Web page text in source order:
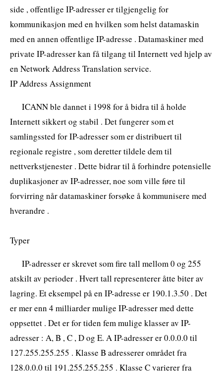
side , offentlige IP-adresser er tilgjengelig for
kommunikasjon med en hvilken som helst datamaskin
med en annen offentlige IP-adresse . Datamaskiner med
private IP-adresser kan få tilgang til Internett ved hjelp av
en Network Address Translation service.
IP Address Assignment
ICANN ble dannet i 1998 for å bidra til å holde
Internett sikkert og stabil . Det fungerer som et
samlingssted for IP-adresser som er distribuert til
regionale registre , som deretter tildele dem til
nettverkstjenester . Dette bidrar til å forhindre potensielle
duplikasjoner av IP-adresser, noe som ville føre til
forvirring når datamaskiner forsøke å kommunisere med
hverandre .
Typer
IP-adresser er skrevet som fire tall mellom 0 og 255
atskilt av perioder . Hvert tall representerer åtte biter av
lagring. Et eksempel på en IP-adresse er 190.1.3.50 . Det
er mer enn 4 milliarder mulige IP-adresser med dette
oppsettet . Det er for tiden fem mulige klasser av IP-
adresser : A, B , C , D og E. A IP-adresser er 0.0.0.0 til
127.255.255.255 . Klasse B adresserer området fra
128.0.0.0 til 191.255.255.255 . Klasse C varierer fra